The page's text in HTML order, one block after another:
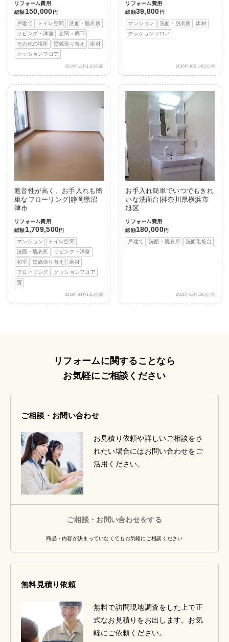
リフォーム費用
総額150,000 円
戸建て
トイレ空間
洗面・脱衣所
リビング・洋室
玄関・廊下
その他の場所
壁紙張り替え
床材
クッションフロア
2014年12月11日公開
リフォーム費用
総額39,800 円
マンション
洗面・脱衣所
床材
クッションフロア
2015年10月14日公開
遮音性が高く、お手入れも簡
単なフローリング|静岡県沼
津市
リフォーム費用
総額1,709,500円
マンション
トイレ空間
洗面・脱衣所
リビング・洋室
和室
壁紙張り替え
床材
フローリング
クッションフロア
畳
2019年01月11日公開
お手入れ簡単でいつでもきれ
いな洗面台|神奈川県横浜市
旭区
リフォーム費用
総額180,000円
戸建て
洗面・脱衣所 洗面化粧台
2021年02月10日公開
リフォームに関することなら
お気軽にご相談ください
ご相談・お問い合わせ
お見積り依頼や詳しいご相談をさ
れたい場合にはお問い合わせをご
活用ください。
ご相談・お問い合わせをする
商品・内容が決まっていなくてもお気軽にご相談ください
無料見積り依頼
無料で訪問現地調査をした上で正
式なお見積りをお出します。お気
軽にご依頼ください。